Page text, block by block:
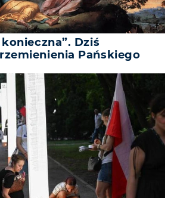
Dziś
Pańskiego